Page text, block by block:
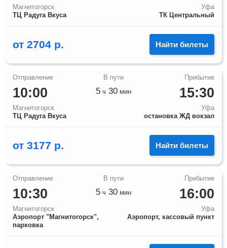
Магнитогорск
ТЦ Радуга Вкуса
Уфа
ТК Центральный
от 2704 р. Найти билеты
10:00
Магнитогорск
ТЦ Радуга Вкуса
15:30
Уфа
остановка ЖД вокзал
5 ч 30 мин
от 3177 р. Найти билеты
10:30
Магнитогорск
Аэропорт "Магнитогорск",
парковка
16:00
Уфа
Аэропорт, кассовый пункт
5 ч 30 мин